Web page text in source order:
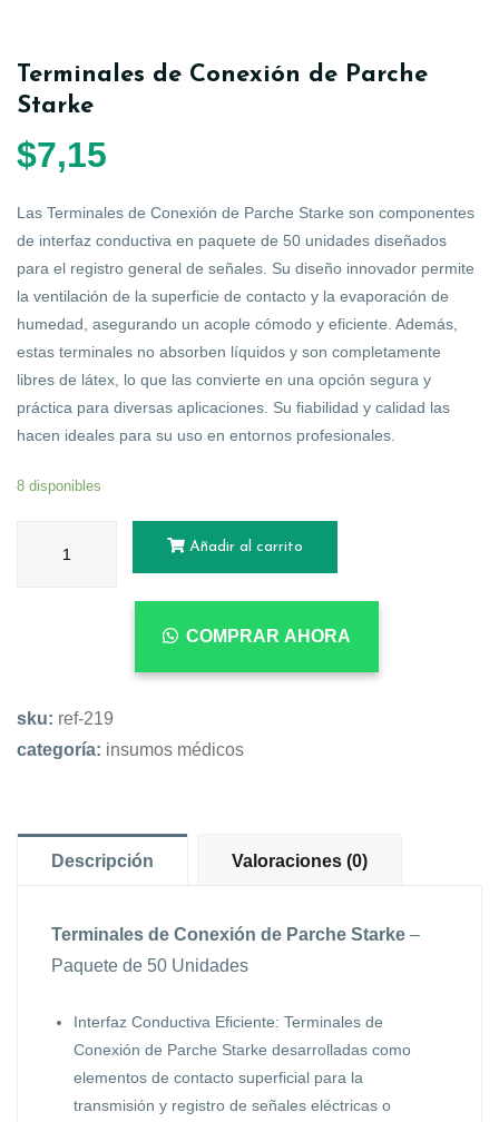
Terminales de Conexión de Parche
Starke
$7,15
Las Terminales de Conexión de Parche Starke son componentes
de interfaz conductiva en paquete de 50 unidades diseñados
para el registro general de señales. Su diseño innovador permite
la ventilación de la superficie de contacto y la evaporación de
humedad, asegurando un acople cómodo y eficiente. Además,
estas terminales no absorben líquidos y son completamente
libres de látex, lo que las convierte en una opción segura y
práctica para diversas aplicaciones. Su fiabilidad y calidad las
hacen ideales para su uso en entornos profesionales.
8 disponibles
Añadir al carrito
COMPRAR AHORA
sku: ref-219
categoría: insumos médicos
Descripción Valoraciones (0)
Terminales de Conexión de Parche Starke –
Paquete de 50 Unidades
Interfaz Conductiva Eficiente: Terminales de
Conexión de Parche Starke desarrolladas como
elementos de contacto superficial para la
transmisión y registro de señales eléctricas o